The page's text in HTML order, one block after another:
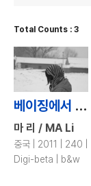
Total Counts : 3
베이징에서 태어나긴 했다만 / Born in Beijing
마 리 / MA Li
중국 | 2011 | 240 |
Digi-beta | b&w